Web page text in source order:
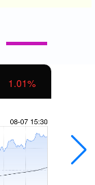
1.01%